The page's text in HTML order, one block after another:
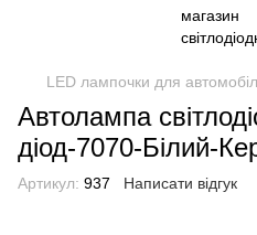
LED лампочки для
Автолампа
діод-7070-Білий-
Артикул: 937 Написати відгук